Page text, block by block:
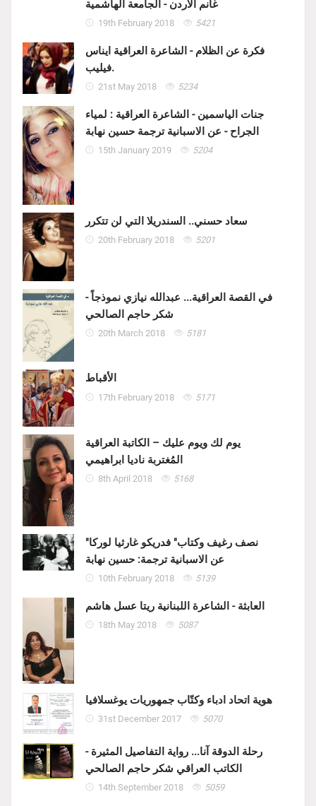
غانم الاردن - الجامعة الهاشمية
19th February 2018 5421
فكرة عن الظلام - الشاعرة العراقية ايناس
فيليب.
21st May 2018 5234
جنات الياسمين - الشاعرة العراقية : لمياء
الجراح - عن الاسبانية ترجمة حسين نهابة
15th January 2019 5204
سعاد حسني.. السندريلا التي لن تتكرر
20th February 2018 5201
في القصة العراقية... عبدالله نيازي نموذجاً -
شكر حاجم الصالحي
20th March 2018 5181
الأقباط
17th February 2018 5171
يوم لك ويوم عليك – الكاتبة العراقية
المُغتربة ناديا ابراهيمي
8th April 2018 5168
"نصف رغيف وكتاب" فدريكو غارثيا لوركا
عن الاسبانية ترجمة: حسين نهابة
10th February 2018 5139
العابثة - الشاعرة اللبنانية ريتا عسل هاشم
18th May 2018 5087
هوية اتحاد ادباء وكتّاب جمهوريات يوغسلافيا
31st December 2017 5070
رحلة الدوقة آنا... رواية التفاصيل المثيرة -
الكاتب العراقي شكر حاجم الصالحي
14th September 2018 5059